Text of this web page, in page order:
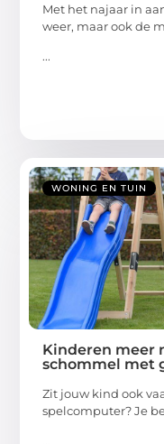
Met het najaar in
weer, maar ook de
...
WONING EN TUIN
Kinderen meer
schommel met
Zit jouw kind ook
spelcomputer? Je
...